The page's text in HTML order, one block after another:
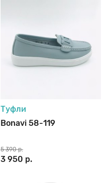
Туфли
Bonavi 58-119
3 950 р.
5 390 р.